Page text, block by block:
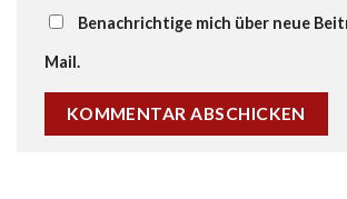
Benachrichtige mich über neue
Mail.